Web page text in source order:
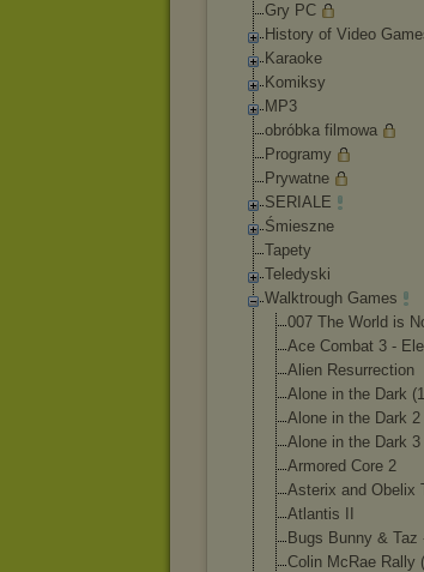
Gry PC
History of Video
Karaoke
Komiksy
MP3
obróbka filmowa
Programy
Prywatne
SERIALE
Śmieszne
Tapety
Teledyski
Walktrough Games
007 The World is
Ace Combat 3 -
Alien Resurrection
Alone in the Dark
Alone in the Dark 2
Alone in the Dark 3
Armored Core 2
Asterix and Obelix
Atlantis II
Bugs Bunny & Taz
Colin McRae Rally